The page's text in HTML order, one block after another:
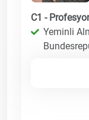
C1 -
Yeminli